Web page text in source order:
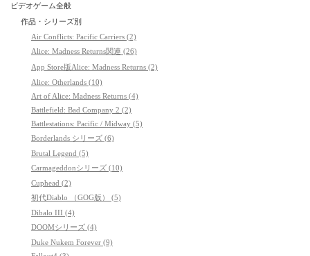
ビデオゲーム全般
作品・シリーズ別
Air Conflicts: Pacific Carriers (2)
Alice: Madness Returns関連 (26)
App Store版Alice: Madness Returns (2)
Alice: Otherlands (10)
Art of Alice: Madness Returns (4)
Battlefield: Bad Company 2 (2)
Battlestations: Pacific / Midway (5)
Borderlands シリーズ (6)
Brutal Legend (5)
Carmageddonシリーズ (10)
Cuphead (2)
初代Diablo （GOG版） (5)
Dibalo III (4)
DOOMシリーズ (4)
Duke Nukem Forever (9)